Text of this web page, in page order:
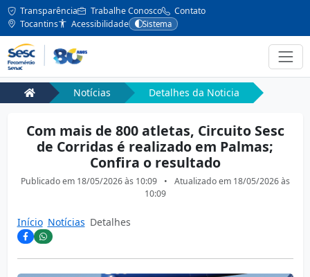
Transparência Trabalhe Conosco
Contato
Tocantins
Acessibilidade Sistema
Notícias Detalhes da Noticia
Com mais de 800 atletas, Circuito Sesc
de Corridas é realizado em Palmas;
Confira o resultado
Publicado em 18/05/2026 às 10:09 • Atualizado em 18/05/2026 às
10:09
Início Notícias Detalhes